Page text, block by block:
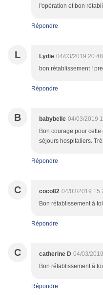
l'opération et bon
Répondre
L Lydie 04/03/2019 20:48
bon rétablissement !
Répondre
B babybelle 04/03/2019
Bon courage pour
séjours hospitaliers.
Répondre
C coco82 04/03/2019
Bon rétablissement à
Répondre
C catherine D 04/03/
Bon rétablissement à
Répondre